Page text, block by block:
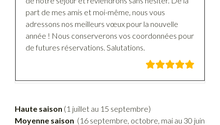
part de mes amis et moi-même, nous vous
adressons nos meilleurs vœux pour la nouvelle
année ! Nous conserverons vos coordonnées pour
de futures réservations. Salutations.
Haute saison (1 juillet au 15 septembre)
Moyenne saison (16 septembre, octobre, mai au 30 juin